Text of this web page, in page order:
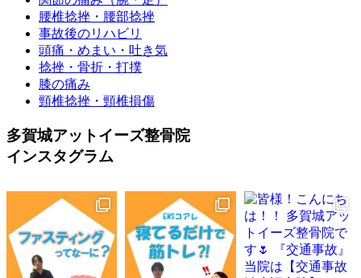
腰椎捻挫・腰部捻挫
事故後のリハビリ
頭痛・めまい・吐き気
捻挫・骨折・打撲
膝の痛み
頸椎捻挫・頸椎損傷
多賀城アットイーズ整骨院
インスタグラム